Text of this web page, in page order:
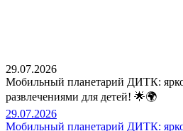
29.07.2026
Мобильный планетарий ДИТК:
развлечениями для детей! 🌟🌍
29.07.2026
Мобильный планетарий ДИТК: